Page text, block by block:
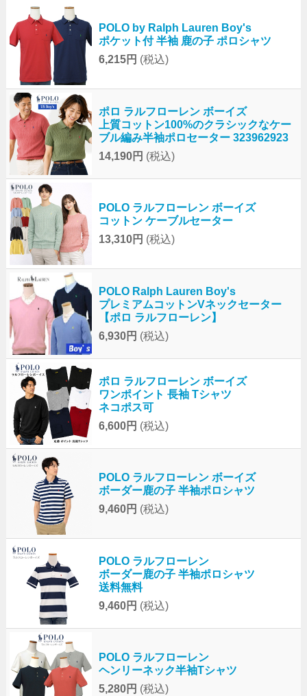
POLO by Ralph Lauren Boy's
ポケット付 半袖 鹿の子 ポロシャツ
6,215円 (税込)
ポロ ラルフローレン ボーイズ
上質コットン100%のクラシックなケー
ブル編み半袖ポロセーター 323962923
14,190円 (税込)
POLO ラルフローレン ボーイズ
コットン ケーブルセーター
13,310円 (税込)
POLO Ralph Lauren Boy's
プレミアムコットンVネックセーター
【ポロ ラルフローレン】
6,930円 (税込)
ポロ ラルフローレン ボーイズ
ワンポイント 長袖 Tシャツ
ネコポス可
6,600円 (税込)
POLO ラルフローレン ボーイズ
ボーダー鹿の子 半袖ポロシャツ
9,460円 (税込)
POLO ラルフローレン
ボーダー鹿の子 半袖ポロシャツ
送料無料
9,460円 (税込)
POLO ラルフローレン
ヘンリーネック半袖Tシャツ
5,280円 (税込)